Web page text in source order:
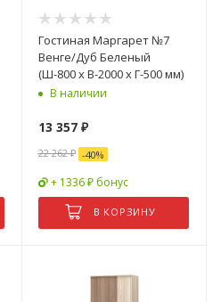
Гостиная Маргарет №7
Венге/Дуб Беленый
(Ш-800 x В-2000 x Г-500 мм)
В наличии
13 357₽
22 262₽ -40%
+ 1336 ₽ бонус
В КОРЗИНУ